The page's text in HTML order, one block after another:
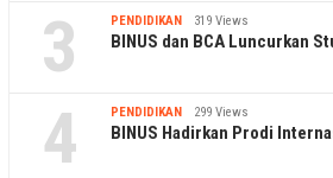
3 PENDIDIKAN 319 Views
BINUS dan BCA Luncurkan
4 PENDIDIKAN 299 Views
BINUS Hadirkan Prodi